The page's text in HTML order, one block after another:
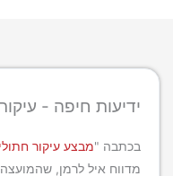
ידיעות חיפה -
בכתבה "מבצע עיקור
מדווח איל לרמן,